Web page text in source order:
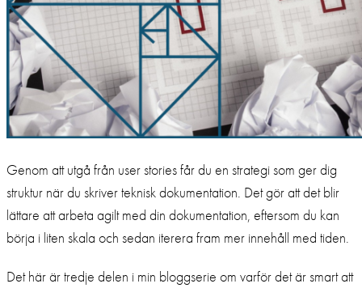
Genom att utgå från user stories får du en strategi som ger dig
struktur när du skriver teknisk dokumentation. Det gör att det blir
lättare att arbeta agilt med din dokumentation, eftersom du kan
börja i liten skala och sedan iterera fram mer innehåll med tiden.
Det här är tredje delen i min bloggserie om varför det är smart att